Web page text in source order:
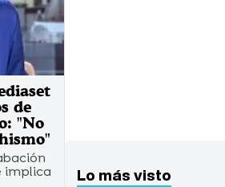
de
"No
implica
Lo más visto